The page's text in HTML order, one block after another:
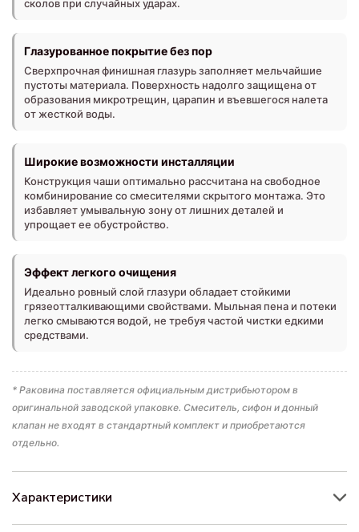
сколов при случайных ударах.
Глазурованное покрытие без пор
Сверхпрочная финишная глазурь заполняет мельчайшие
пустоты материала. Поверхность надолго защищена от
образования микротрещин, царапин и въевшегося налета
от жесткой воды.
Широкие возможности инсталляции
Конструкция чаши оптимально рассчитана на свободное
комбинирование со смесителями скрытого монтажа. Это
избавляет умывальную зону от лишних деталей и
упрощает ее обустройство.
Эффект легкого очищения
Идеально ровный слой глазури обладает стойкими
грязеотталкивающими свойствами. Мыльная пена и потеки
легко смываются водой, не требуя частой чистки едкими
средствами.
* Раковина поставляется официальным дистрибьютором в
оригинальной заводской упаковке. Смеситель, сифон и донный
клапан не входят в стандартный комплект и приобретаются
отдельно.
Характеристики